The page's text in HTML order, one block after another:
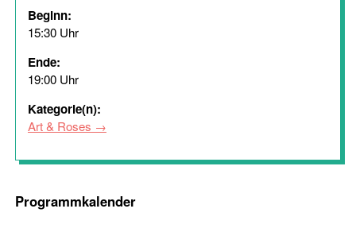
Beginn:
15:30 Uhr
Ende:
19:00 Uhr
Kategorie(n):
Art & Roses
Programmkalender